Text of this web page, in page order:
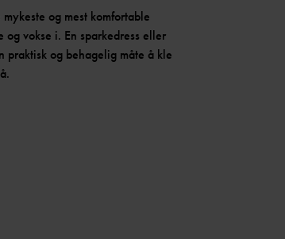
og mest komfortable
og vokse i. En sparkedress eller
praktisk og behagelig måte å kle